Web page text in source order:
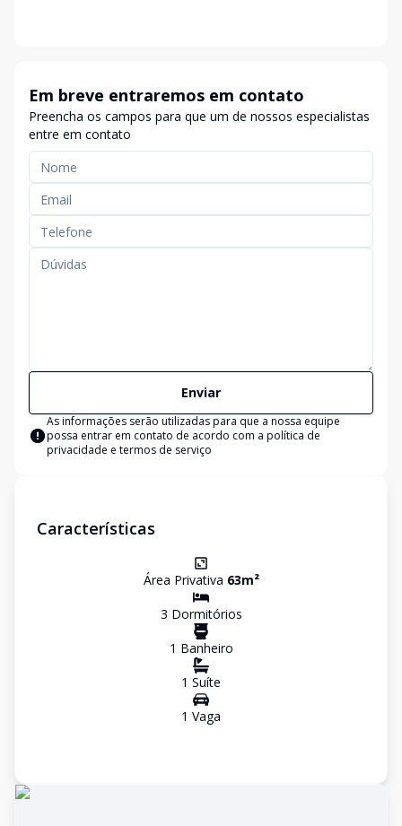
Em breve entraremos em contato
Preencha os campos para que um de nossos especialistas
entre em contato
Enviar
As informações serão utilizadas para que a nossa equipe
possa entrar em contato de acordo com a política de
privacidade e termos de serviço
Características
Área Privativa 63m²
3 Dormitórios
1 Banheiro
1 Suíte
1 Vaga